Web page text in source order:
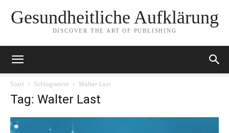
Gesundheitliche Aufklärung
DISCOVER THE ART OF PUBLISHING
Start Schlagworte Walter Last
Tag: Walter Last